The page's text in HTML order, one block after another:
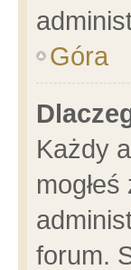
Góra
Każdy
forum.